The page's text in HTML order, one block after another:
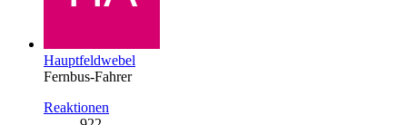
Hauptfeldwebel
Fernbus-Fahrer
Reaktionen